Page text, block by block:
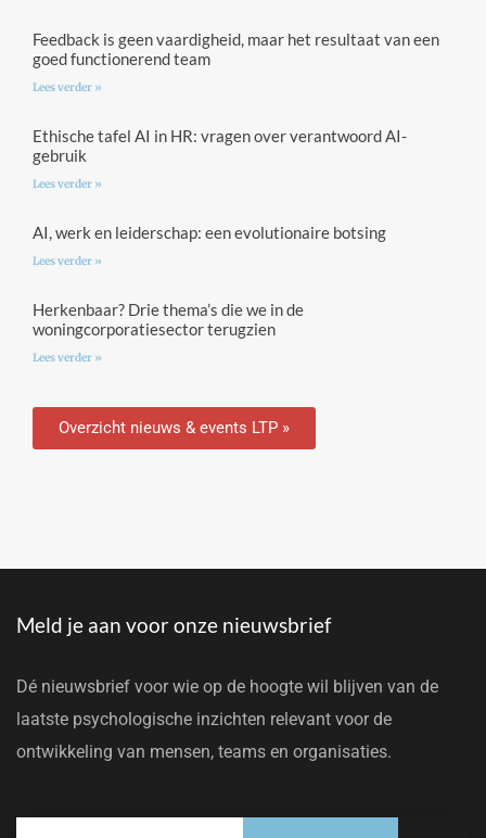
Feedback is geen vaardigheid, maar het resultaat van een
goed functionerend team
Lees verder »
Ethische tafel AI in HR: vragen over verantwoord AI-
gebruik
Lees verder »
AI, werk en leiderschap: een evolutionaire botsing
Lees verder »
Herkenbaar? Drie thema’s die we in de
woningcorporatiesector terugzien
Lees verder »
Overzicht nieuws & events LTP »
Meld je aan voor onze nieuwsbrief
Dé nieuwsbrief voor wie op de hoogte wil blijven van de
laatste psychologische inzichten relevant voor de
ontwikkeling van mensen, teams en organisaties.